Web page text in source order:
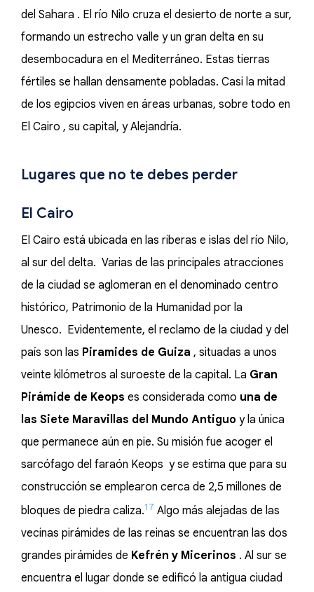
del Sahara . El río Nilo cruza el desierto de norte a sur,
formando un estrecho valle y un gran delta en su
desembocadura en el Mediterráneo. Estas tierras
fértiles se hallan densamente pobladas. Casi la mitad
de los egipcios viven en áreas urbanas, sobre todo en
El Cairo , su capital, y Alejandría.
Lugares que no te debes perder
El Cairo
El Cairo está ubicada en las riberas e islas del río Nilo,
al sur del delta. Varias de las principales atracciones
de la ciudad se aglomeran en el denominado centro
histórico, Patrimonio de la Humanidad por la
Unesco. Evidentemente, el reclamo de la ciudad y del
país son las Piramides de Guiza , situadas a unos
veinte kilómetros al suroeste de la capital. La Gran
Pirámide de Keops es considerada como una de
las Siete Maravillas del Mundo Antiguo y la única
que permanece aún en pie. Su misión fue acoger el
sarcófago del faraón Keops y se estima que para su
construcción se emplearon cerca de 2,5 millones de
bloques de piedra caliza.17 ​ Algo más alejadas de las
vecinas pirámides de las reinas se encuentran las dos
grandes pirámides de Kefrén y Micerinos . Al sur se
encuentra el lugar donde se edificó la antigua ciudad